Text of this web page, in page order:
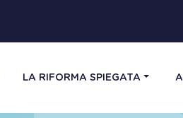
LA RIFORMA SPIEGATA